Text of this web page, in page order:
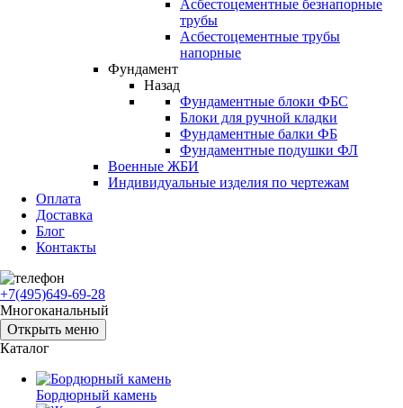
Асбестоцементные безнапорные
трубы
Асбестоцементные трубы
напорные
Фундамент
Назад
Фундаментные блоки ФБС
Блоки для ручной кладки
Фундаментные балки ФБ
Фундаментные подушки ФЛ
Военные ЖБИ
Индивидуальные изделия по чертежам
Оплата
Доставка
Блог
Контакты
+7(495)649-69-28
Многоканальный
Открыть меню
Каталог
Бордюрный камень